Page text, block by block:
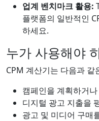
업계 벤치마크 활용:
플랫폼의 일반적인
하세요.
누가 사용해야
CPM 계산기는 다음과
캠페인을 계획하거
디지털 광고 지출을
광고 및 미디어 구매